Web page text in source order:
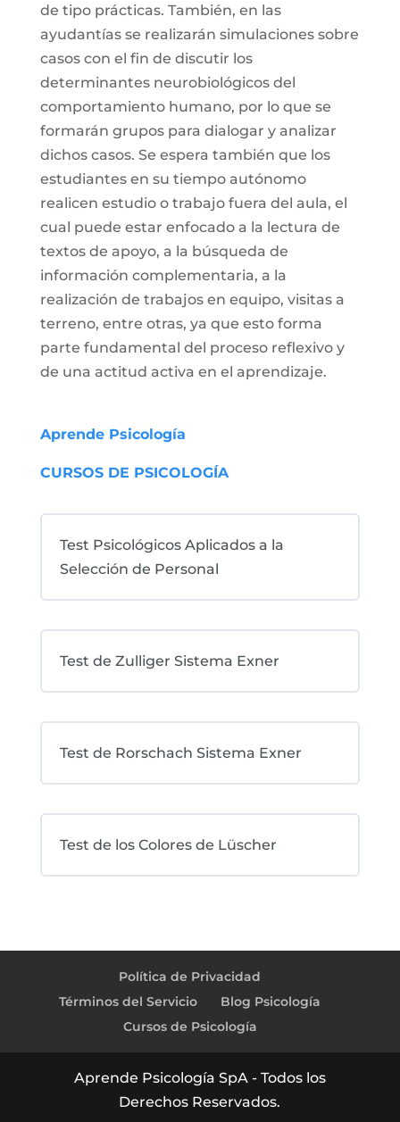
de tipo prácticas. También, en las
ayudantías se realizarán simulaciones sobre
casos con el fin de discutir los
determinantes neurobiológicos del
comportamiento humano, por lo que se
formarán grupos para dialogar y analizar
dichos casos. Se espera también que los
estudiantes en su tiempo autónomo
realicen estudio o trabajo fuera del aula, el
cual puede estar enfocado a la lectura de
textos de apoyo, a la búsqueda de
información complementaria, a la
realización de trabajos en equipo, visitas a
terreno, entre otras, ya que esto forma
parte fundamental del proceso reflexivo y
de una actitud activa en el aprendizaje.
Aprende Psicología
CURSOS DE PSICOLOGÍA
Test Psicológicos Aplicados a la
Selección de Personal
Test de Zulliger Sistema Exner
Test de Rorschach Sistema Exner
Test de los Colores de Lüscher
Política de Privacidad
Términos del Servicio
Blog Psicología
Cursos de Psicología
Aprende Psicología SpA - Todos los
Derechos Reservados.